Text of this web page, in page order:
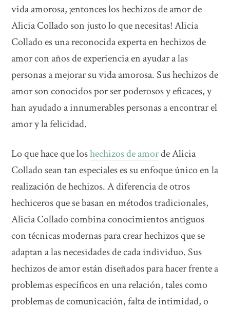
vida amorosa, ¡entonces los hechizos de amor de
Alicia Collado son justo lo que necesitas! Alicia
Collado es una reconocida experta en hechizos de
amor con años de experiencia en ayudar a las
personas a mejorar su vida amorosa. Sus hechizos de
amor son conocidos por ser poderosos y eficaces, y
han ayudado a innumerables personas a encontrar el
amor y la felicidad.
Lo que hace que loshechizos de amorde Alicia
Collado sean tan especiales es su enfoque único en la
realización de hechizos. A diferencia de otros
hechiceros que se basan en métodos tradicionales,
Alicia Collado combina conocimientos antiguos
con técnicas modernas para crear hechizos que se
adaptan a las necesidades de cada individuo. Sus
hechizos de amor están diseñados para hacer frente a
problemas específicos en una relación, tales como
problemas de comunicación, falta de intimidad, o